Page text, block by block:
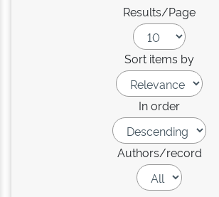
Results/Page
Sort items by
In order
Authors/record